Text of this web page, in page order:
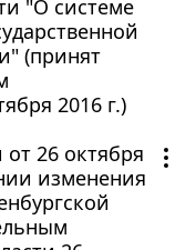
"О системе
(принят
2016 г.)
26 октября
изменения